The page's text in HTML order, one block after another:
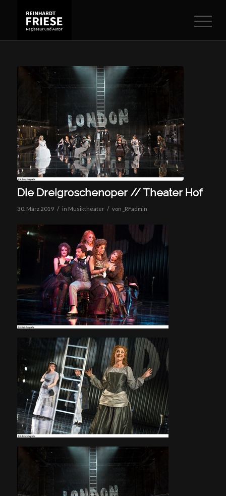
Die Dreigroschenoper // Theater Hof
30. März 2019 / in Musiktheater / von _RFadmin